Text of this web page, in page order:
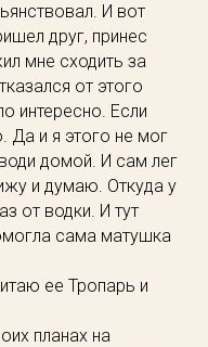
И вот
друг, принес
мне сходить за
от этого
интересно. Если
Да и я этого не мог
домой. И сам лег
и думаю. Откуда у
от водки. И тут
сама матушка
ее Тропарь и
планах на